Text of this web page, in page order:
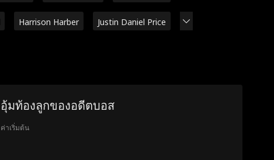
Harrison Harber Justin Daniel Price
อุ้มท้องลูกของอดีตบอส
ค่าเริ่มต้น